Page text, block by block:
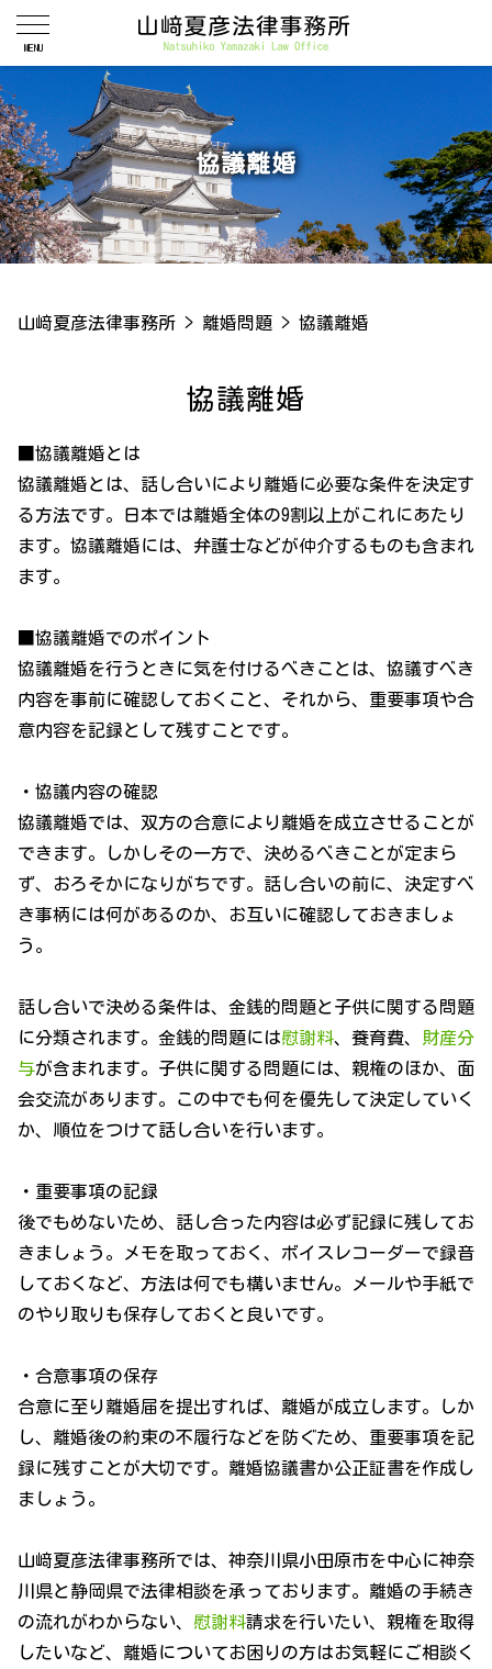
協議離婚
山﨑夏彦法律事務所 > 離婚問題 > 協議離婚
協議離婚
■協議離婚とは
協議離婚とは、話し合いにより離婚に必要な条件を決定す
る方法です。日本では離婚全体の9割以上がこれにあたり
ます。協議離婚には、弁護士などが仲介するものも含まれ
ます。
■協議離婚でのポイント
協議離婚を行うときに気を付けるべきことは、協議すべき
内容を事前に確認しておくこと、それから、重要事項や合
意内容を記録として残すことです。
・協議内容の確認
協議離婚では、双方の合意により離婚を成立させることが
できます。しかしその一方で、決めるべきことが定まら
ず、おろそかになりがちです。話し合いの前に、決定すべ
き事柄には何があるのか、お互いに確認しておきましょ
う。
話し合いで決める条件は、金銭的問題と子供に関する問題
に分類されます。金銭的問題には慰謝料、養育費、
財産分
与が含まれます。子供に関する問題には、親権のほか、面
会交流があります。この中でも何を優先して決定していく
か、順位をつけて話し合いを行います。
・重要事項の記録
後でもめないため、話し合った内容は必ず記録に残してお
きましょう。メモを取っておく、ボイスレコーダーで録音
しておくなど、方法は何でも構いません。メールや手紙で
のやり取りも保存しておくと良いです。
・合意事項の保存
合意に至り離婚届を提出すれば、離婚が成立します。しか
し、離婚後の約束の不履行などを防ぐため、重要事項を記
録に残すことが大切です。離婚協議書か公正証書を作成し
ましょう。
山﨑夏彦法律事務所では、神奈川県小田原市を中心に神奈
川県と静岡県で法律相談を承っております。離婚の手続き
の流れがわからない、 慰謝料請求を行いたい、親権を取得
したいなど、離婚についてお困りの方はお気軽にご相談く